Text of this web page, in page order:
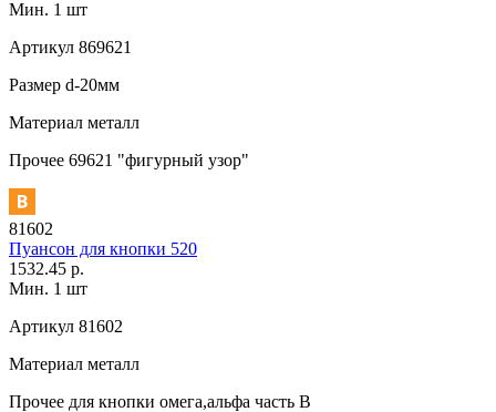
Мин. 1 шт
Артикул 869621
Размер d-20мм
Материал металл
Прочее 69621 "фигурный узор"
81602
Пуансон для кнопки 520
1532.45 р.
Мин. 1 шт
Артикул 81602
Материал металл
Прочее для кнопки омега,альфа часть В